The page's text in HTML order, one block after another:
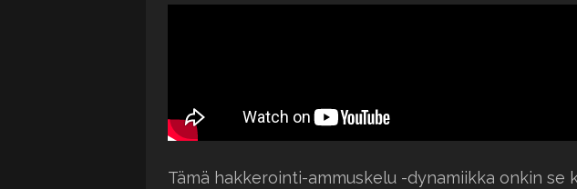
Tämä hakkerointi-ammuskelu -dynamiikka onkin se